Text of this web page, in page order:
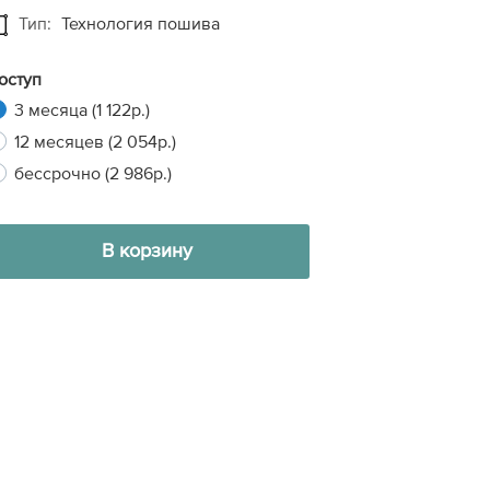
Тип: Технология пошива
3 месяца (1 122р.)
12 месяцев (2 054р.)
бессрочно (2 986р.)
В корзину